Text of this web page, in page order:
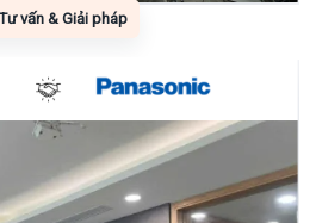
Tư vấn & Giải pháp